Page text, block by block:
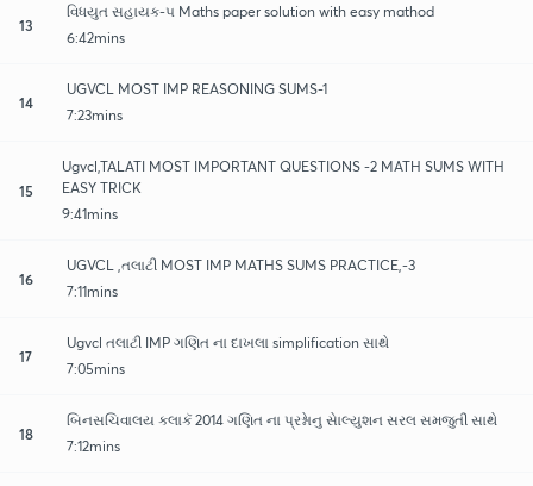
13
વિધયુત સહાયક-૫ Maths paper solution with easy mathod
6:42mins
14
UGVCL MOST IMP REASONING SUMS-1
7:23mins
15
Ugvcl,TALATI MOST IMPORTANT QUESTIONS -2 MATH SUMS WITH
EASY TRICK
9:41mins
16
UGVCL ,તલાટી MOST IMP MATHS SUMS PRACTICE,-3
7:11mins
17
Ugvcl તલાટી IMP ગણિત ના દાખલા simplification સાથે
7:05mins
18
બિનસચિવાલય કલાકૅ 2014 ગણિત ના પ્રશ્નાેનુ સાેલ્યુશન સરલ સમજુતી સાથે
7:12mins